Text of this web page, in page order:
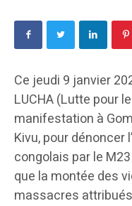
Ce jeudi 9 janvier
LUCHA (Lutte pour
manifestation à
Kivu, pour dénoncer
congolais par le
que la montée des
massacres